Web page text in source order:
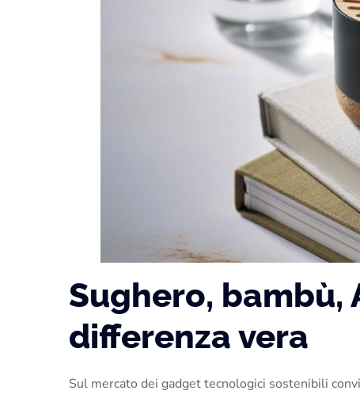
Sughero, bambù,
differenza vera
Sul mercato dei gadget tecnologici sostenibili